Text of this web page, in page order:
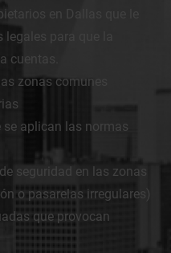
en Dallas que le
para que la
cuentas.
zonas comunes
se aplican las normas
seguridad en las zonas
o pasarelas irregulares)
que provocan